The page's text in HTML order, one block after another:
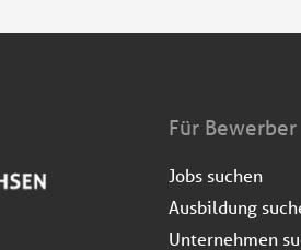
Für Bewerber
Jobs suchen
Ausbildung
Unternehmen